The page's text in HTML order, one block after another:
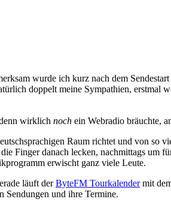
wurde ich kurz nach dem
doppelt meine Sympathien, erstmal
wirklich noch ein Webradio bräuchte,
Raum richtet und von so
Finger danach lecken, nachmittags um
erwischt ganz viele Leute.
läuft derByteFM Tourkalendermit
Sendungen und ihre Termine.